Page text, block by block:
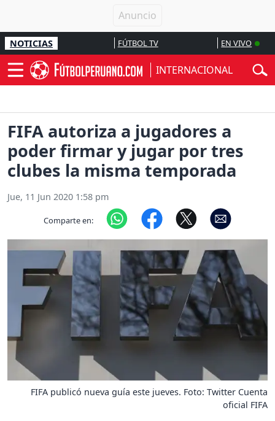
NOTICIAS FÚTBOL TV EN VIVO
INTERNACIONAL
FIFA autoriza a jugadores a
poder firmar y jugar por tres
clubes la misma temporada
Jue, 11 Jun 2020 1:58 pm
Comparte en:
FIFA publicó nueva guía este jueves. Foto: Twitter Cuenta
oficial FIFA